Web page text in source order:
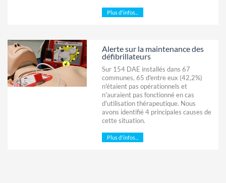
Plus d'infos...
Alerte sur la maintenance des
défibrillateurs
Sur 154 DAE installés dans 67
communes, 65 d'entre eux (42,2%)
n'étaient pas opérationnels et
n'auraient pas fonctionné en cas
d'utilisation thérapeutique. Nous
avons identifié 4 principales causes de
cette situation.
Plus d'infos...